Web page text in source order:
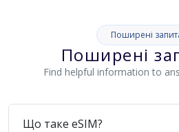
Поширені
Поширені
Find helpful information to
Що таке eSIM?